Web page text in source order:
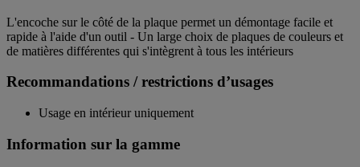
L'encoche sur le côté de la plaque permet un démontage facile et
rapide à l'aide d'un outil - Un large choix de plaques de couleurs et
de matières différentes qui s'intègrent à tous les intérieurs
Recommandations / restrictions d’usages
Usage en intérieur uniquement
Information sur la gamme